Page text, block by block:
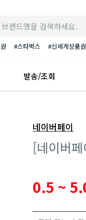
#스타벅스 #신세계상품권
발송/조회
네이버페이
[네이버
0.5 ~